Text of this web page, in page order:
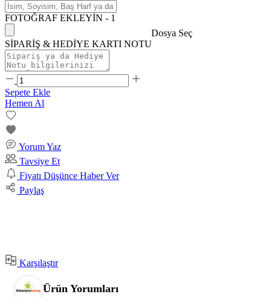
FOTOĞRAF EKLEYİN - 1
Dosya Seç
SİPARİŞ & HEDİYE KARTI NOTU
Sepete Ekle
Hemen Al
Yorum Yaz
Tavsiye Et
Fiyatı Düşünce Haber Ver
Paylaş
Karşılaştır
Ürün Yorumları